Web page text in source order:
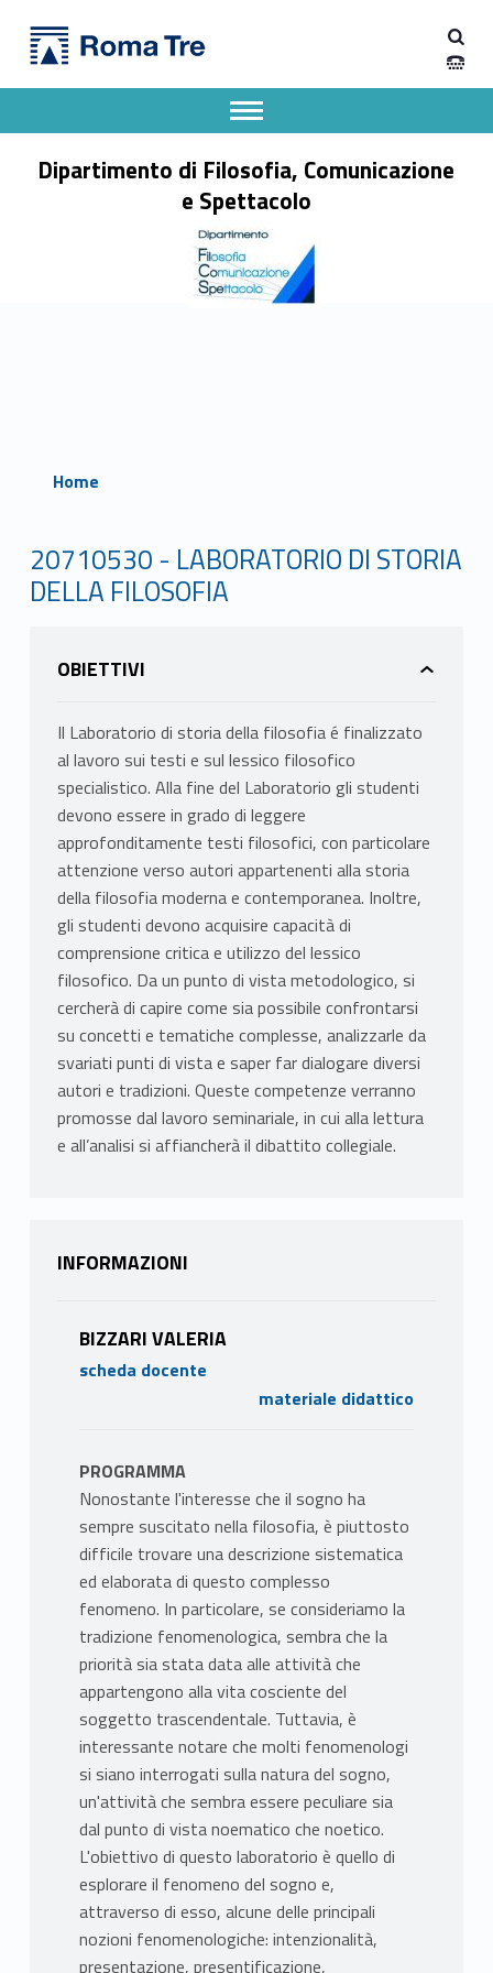
Dipartimento di Filosofia, Comunicazione e Spettacolo
Dipartimento di Filosofia, Comunicazione
e Spettacolo
Apri il menu secondario
Header info sidebar
Home
20710530 - LABORATORIO DI STORIA
DELLA FILOSOFIA
OBIETTIVI
Il Laboratorio di storia della filosofia é finalizzato
al lavoro sui testi e sul lessico filosofico
specialistico. Alla fine del Laboratorio gli studenti
devono essere in grado di leggere
approfonditamente testi filosofici, con particolare
attenzione verso autori appartenenti alla storia
della filosofia moderna e contemporanea. Inoltre,
gli studenti devono acquisire capacità di
comprensione critica e utilizzo del lessico
filosofico. Da un punto di vista metodologico, si
cercherà di capire come sia possibile confrontarsi
su concetti e tematiche complesse, analizzarle da
svariati punti di vista e saper far dialogare diversi
autori e tradizioni. Queste competenze verranno
promosse dal lavoro seminariale, in cui alla lettura
e all’analisi si affiancherà il dibattito collegiale.
INFORMAZIONI
BIZZARI VALERIA
scheda docente
materiale didattico
PROGRAMMA
Nonostante l'interesse che il sogno ha
sempre suscitato nella filosofia, è piuttosto
difficile trovare una descrizione sistematica
ed elaborata di questo complesso
fenomeno. In particolare, se consideriamo la
tradizione fenomenologica, sembra che la
priorità sia stata data alle attività che
appartengono alla vita cosciente del
soggetto trascendentale. Tuttavia, è
interessante notare che molti fenomenologi
si siano interrogati sulla natura del sogno,
un'attività che sembra essere peculiare sia
dal punto di vista noematico che noetico.
L'obiettivo di questo laboratorio è quello di
esplorare il fenomeno del sogno e,
attraverso di esso, alcune delle principali
nozioni fenomenologiche: intenzionalità,
presentazione, presentificazione,